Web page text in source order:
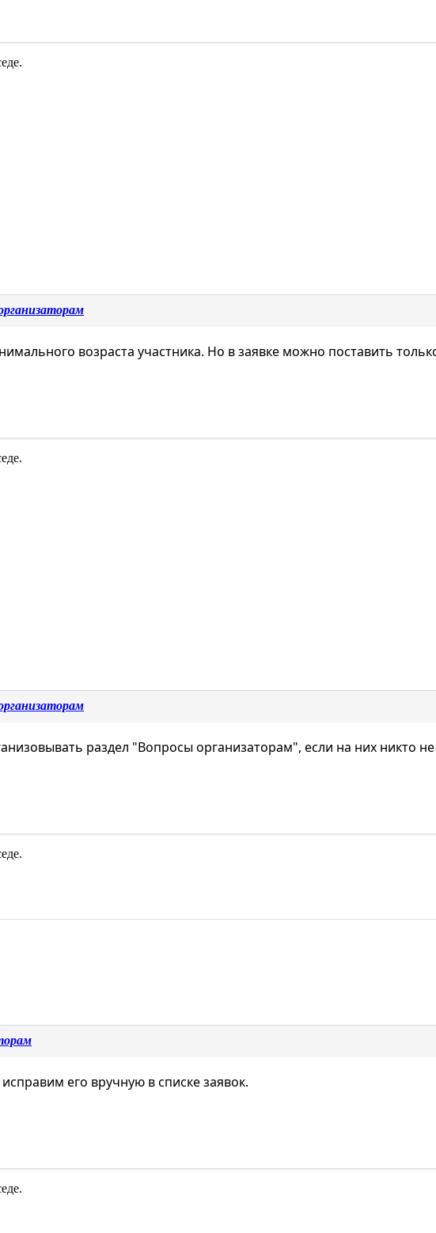
возраста участника. Но в заявке можно поставить
раздел "Вопросы организаторам", если на них никто не
его вручную в списке заявок.